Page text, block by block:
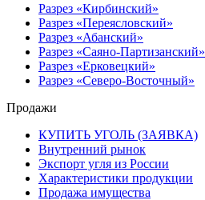
Разрез «Кирбинский»
Разрез «Переясловский»
Разрез «Абанский»
Разрез «Саяно-Партизанский»
Разрез «Ерковецкий»
Разрез «Северо-Восточный»
Продажи
КУПИТЬ УГОЛЬ (ЗАЯВКА)
Внутренний рынок
Экспорт угля из России
Характеристики продукции
Продажа имущества